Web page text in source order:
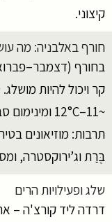
קיצוני.
חורף באלבניה: מה
בחורף
קר ויכול להיות
בֶּרַת וג’ירוקסטרה,
שלג ופעילויות הרים
דרדה ליד קורצ'ה –